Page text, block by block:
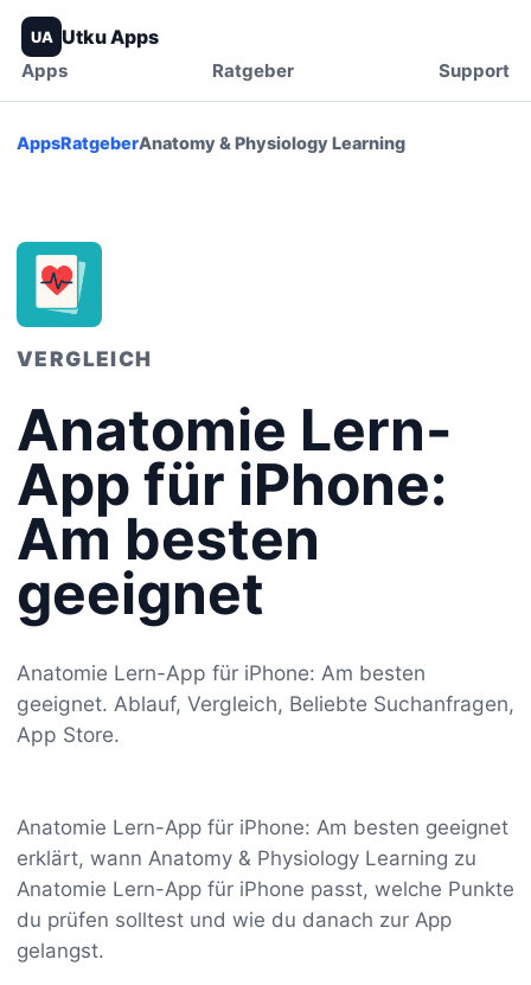
UA Utku Apps
Apps Ratgeber Support
AppsRatgeberAnatomy & Physiology Learning
VERGLEICH
Anatomie Lern-
App für iPhone:
Am besten
geeignet
Anatomie Lern-App für iPhone: Am besten
geeignet. Ablauf, Vergleich, Beliebte Suchanfragen,
App Store.
Anatomie Lern-App für iPhone: Am besten geeignet
erklärt, wann Anatomy & Physiology Learning zu
Anatomie Lern-App für iPhone passt, welche Punkte
du prüfen solltest und wie du danach zur App
gelangst.